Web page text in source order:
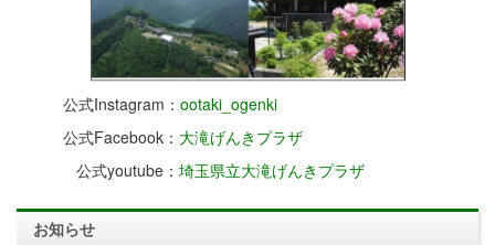
公式Instagram： ootaki_ogenki
公式Facebook： 大滝げんきプラザ
公式youtube： 埼玉県立大滝げんきプラザ
お知らせ